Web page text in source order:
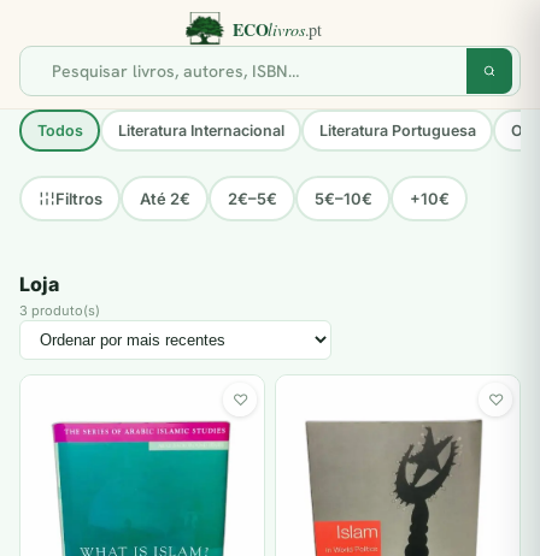
Todos Literatura Internacional Literatura Portuguesa
Filtros Até 2€ 2€–5€ 5€–10€ +10€
Loja
3 produto(s)
♡ ♡